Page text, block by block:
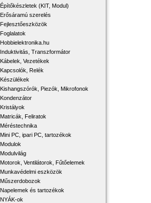
Építőkészletek (KIT, Modul)
Erősáramú szerelés
Fejlesztőeszközök
Foglalatok
Hobbielektronika.hu
Induktivitás, Transzformátor
Kábelek, Vezetékek
Kapcsolók, Relék
Készülékek
Kishangszórók, Piezók, Mikrofonok
Kondenzátor
Kristályok
Matricák, Feliratok
Méréstechnika
Mini PC, ipari PC, tartozékok
Modulok
Modulvilág
Motorok, Ventilátorok, Fűtőelemek
Munkavédelmi eszközök
Műszerdobozok
Napelemek és tartozékok
NYÁK-ok